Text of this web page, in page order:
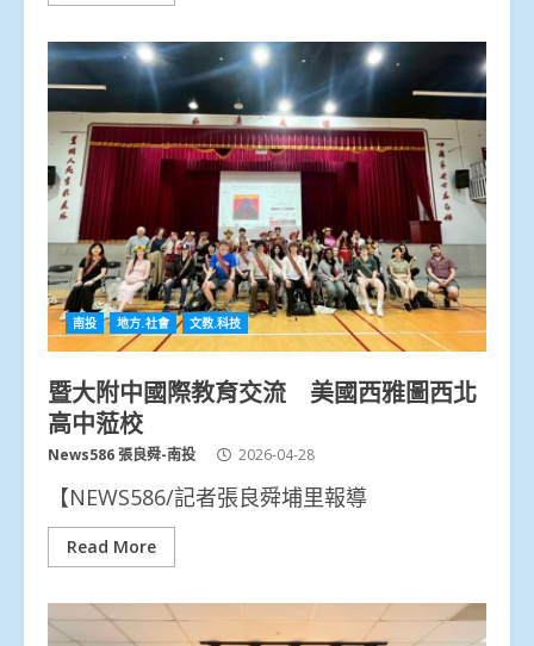
南投 地方.社會 文教.科技
暨大附中國際教育交流 美國西雅圖西北
高中蒞校
News586 張良舜-南投 2026-04-28
【NEWS586/記者張良舜埔里報導
Read More